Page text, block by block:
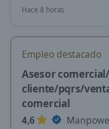
Hace 8 horas
Empleo destacado
Asesor
cliente/pqrs/
comercial
4,6